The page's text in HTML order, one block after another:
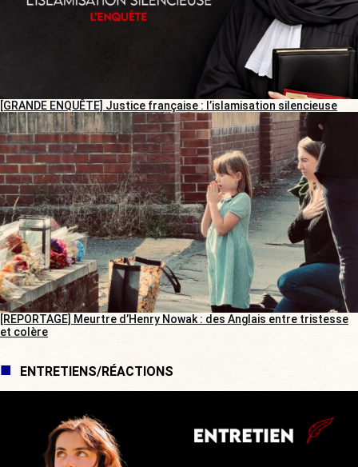
[GRANDE ENQUÊTE] Justice française : l’islamisation silencieuse
[REPORTAGE] Meurtre d’Henry Nowak : des Anglais entre tristesse
et colère
ENTRETIENS/RÉACTIONS